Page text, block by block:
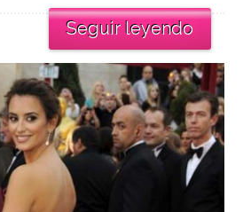
Seguir leyendo